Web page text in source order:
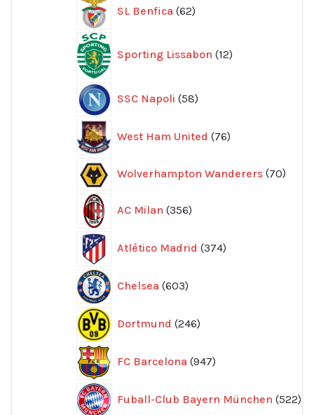
SL Benfica 62
produkter
Sporting Lissabon 12produkter
SSC Napoli 58
produkter
West Ham United 76
produkter
Wolverhampton Wanderers 70
AC Milan 356
produkter
Atlético Madrid 374
produkter
Chelsea 603
produkter
Dortmund 246
produkter
FC Barcelona 947
produkter
Fuball-Club Bayern München 522